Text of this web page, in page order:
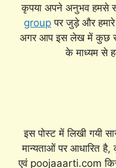
कृपया अपने अनुभव हमसे
group पर जुड़े और हमारे
अगर आप इस लेख में कुछ
के माध्यम से
इस पोस्ट में लिखी गयी
मान्यताओं पर आधारित
एवं poojaaarti.com